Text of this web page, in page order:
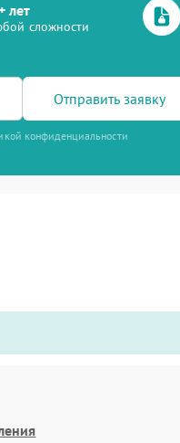
лет
сложности
Отправить заявку
конфиденциальности